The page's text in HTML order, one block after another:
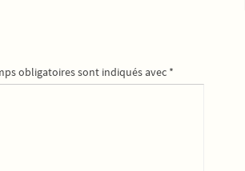
obligatoires sont indiqués avec *